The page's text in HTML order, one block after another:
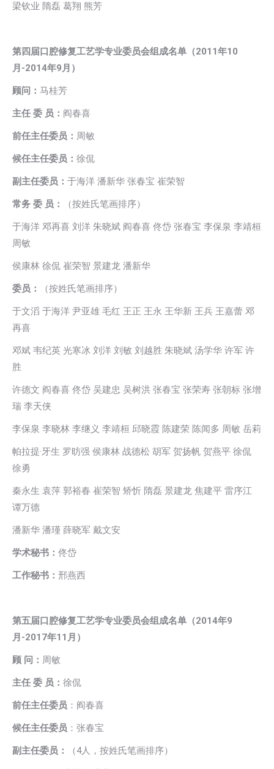
梁钦业 隋磊 葛翔 熊芳
第四届口腔修复工艺学专业委员会组成名单（2011年10
月-2014年9月）
顾问： 马桂芳
主任 委 员： 阎春喜
前任主任委员： 周敏
候任主任委员： 徐侃
副主任委员： 于海洋 潘新华 张春宝 崔荣智
常务 委 员： （按姓氏笔画排序）
于海洋 邓再喜 刘洋 朱晓斌 阎春喜 佟岱 张春宝 李保泉 李靖桓
周敏
侯康林 徐侃 崔荣智 景建龙 潘新华
委员： （按姓氏笔画排序）
于文滔 于海洋 尹亚雄 毛红 王正 王永 王华新 王兵 王嘉蕾 邓
再喜
邓斌 韦纪英 光寒冰 刘洋 刘敏 刘越胜 朱晓斌 汤学华 许军 许
胜
许德文 阎春喜 佟岱 吴建忠 吴树洪 张春宝 张荣寿 张朝标 张增
瑞 李天侠
李保泉 李晓林 李继义 李靖桓 邱晓霞 陈建荣 陈闻多 周敏 岳莉
帕拉提·牙生 罗昉强 侯康林 战德松 胡军 贺扬帆 贺燕平 徐侃
徐勇
秦永生 袁萍 郭裕春 崔荣智 矫忻 隋磊 景建龙 焦建平 雷序江
谭万德
潘新华 潘瑾 薛晓军 戴文安
学术秘书： 佟岱
工作秘书： 邢燕西
第五届口腔修复工艺学专业委员会组成名单（2014年9
月-2017年11月）
顾 问： 周敏
主任 委 员： 徐侃
前任主任委员 ：阎春喜
候任主任委员 ：张春宝
副主任委员： （4人，按姓氏笔画排序）